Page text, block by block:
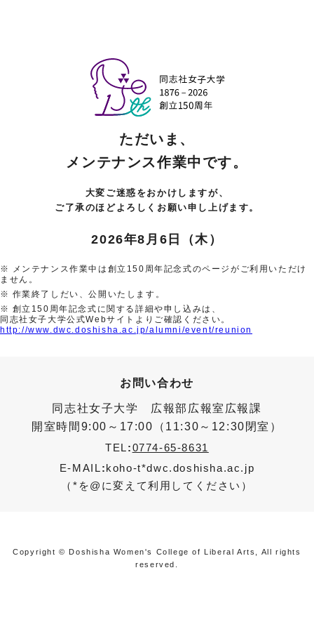
ただいま、
メンテナンス作業中です。
大変ご迷惑をおかけしますが、
ご了承のほどよろしくお願い申し上げます。
2026年8月6日（木）
メンテナンス作業中は創立150周年記念式のページがご利用いただけ
ません。
作業終了しだい、公開いたします。
創立150周年記念式に関する詳細や申し込みは、
同志社女子大学公式Webサイトよりご確認ください。
http://www.dwc.doshisha.ac.jp/alumni/event/reunion
お問い合わせ
同志社女子大学 広報部広報室広報課
開室時間9:00～17:00（11:30～12:30閉室）
TEL:0774-65-8631
E-MAIL:koho-t*dwc.doshisha.ac.jp
（*を@に変えて利用してください）
Copyright © Doshisha Women's College of Liberal Arts, All rights
reserved.